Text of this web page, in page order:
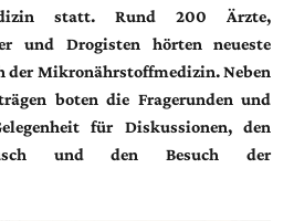
statt. Rund 200 Ärzte,
und Drogisten hörten neueste
der Mikronährstoffmedizin. Neben
boten die Fragerunden und
für Diskussionen, den
und den Besuch der